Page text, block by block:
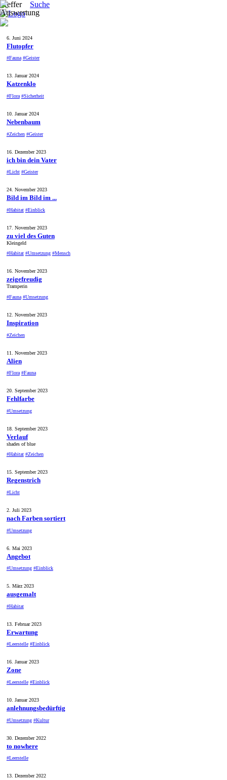
Treffer Suche
6. Juni 2024
Flutopfer
#Fauna #Geister
13. Januar 2024
Katzenklo
#Flora #Sicherheit
10. Januar 2024
Nebenbaum
#Zeichen #Geister
16. Dezember 2023
ich bin dein Vater
#Licht #Geister
24. November 2023
Bild im Bild im ...
#Habitat #Einblick
17. November 2023
zu viel des Guten
Kleingeld
#Habitat #Umsetzung #Mensch
16. November 2023
zeigefreudig
Tramperin
#Fauna #Umsetzung
12. November 2023
Inspiration
#Zeichen
11. November 2023
Alien
#Flora #Fauna
20. September 2023
Fehlfarbe
#Umsetzung
18. September 2023
Verlauf
shades of blue
#Habitat #Zeichen
15. September 2023
Regenstrich
#Licht
2. Juli 2023
nach Farben sortiert
#Umsetzung
6. Mai 2023
Angebot
#Umsetzung #Einblick
5. März 2023
ausgemalt
#Habitat
13. Februar 2023
Erwartung
#Leerstelle #Einblick
16. Januar 2023
Zone
#Leerstelle #Einblick
10. Januar 2023
anlehnungsbedürftig
#Umsetzung #Kultur
30. Dezember 2022
to nowhere
#Leerstelle
13. Dezember 2022